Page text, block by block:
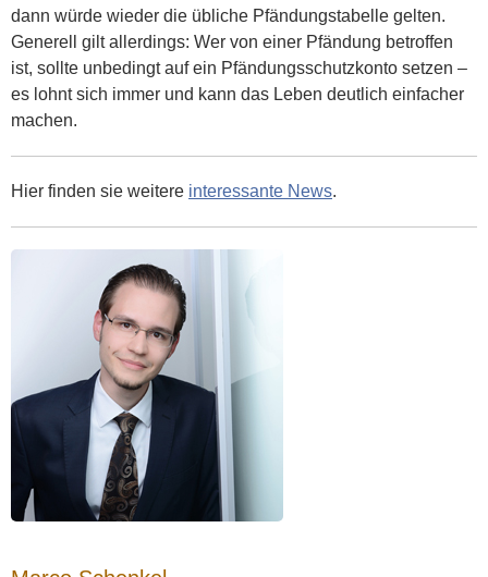
dann würde wieder die übliche Pfändungstabelle gelten.
Generell gilt allerdings: Wer von einer Pfändung betroffen
ist, sollte unbedingt auf ein Pfändungsschutzkonto setzen –
es lohnt sich immer und kann das Leben deutlich einfacher
machen.
Hier finden sie weitere interessante News.